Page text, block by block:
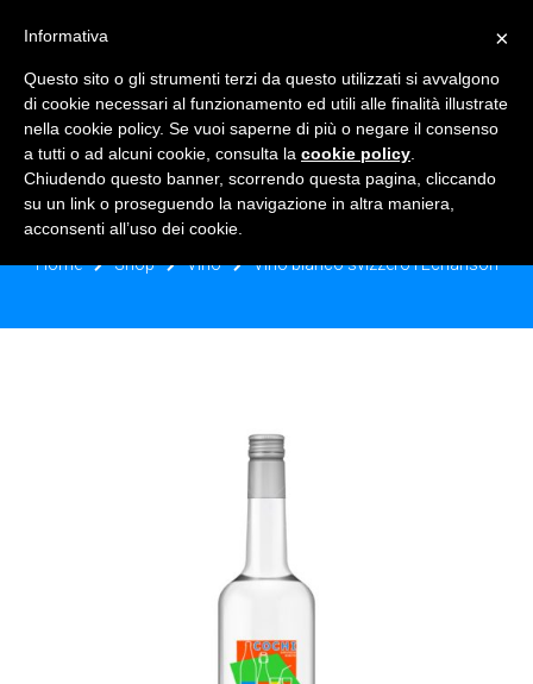
VINO BIANCO SVIZZERO
L’ECHANSON
Home Shop Vino Vino bianco svizzero l’Echanson
×
Informativa
Questo sito o gli strumenti terzi da questo utilizzati si avvalgono
di cookie necessari al funzionamento ed utili alle finalità illustrate
nella cookie policy. Se vuoi saperne di più o negare il consenso
a tutti o ad alcuni cookie, consulta la cookie policy
Chiudendo questo banner, scorrendo questa pagina, cliccando
su un link o proseguendo la navigazione in altra maniera,
acconsenti all’uso dei cookie.